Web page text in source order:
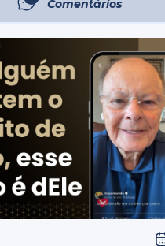
Comentários